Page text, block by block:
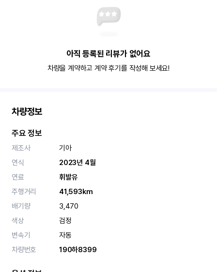
아직 등록된 리뷰가 없어요
차량을 계약하고 계약 후기를 작성해 보세요!
차량정보
주요 정보
제조사
기아
연식
2023년 4월
연료
휘발유
주행거리
41,593km
배기량
3,470
색상
검정
변속기
자동
차량번호
190하8399